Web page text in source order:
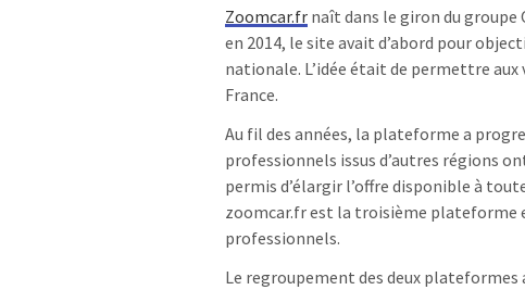
Zoomcar.fr naît dans le giron du groupe
en 2014, le site avait d’abord pour
nationale. L’idée était de permettre
France.
Au fil des années, la plateforme a
professionnels issus d’autres régions
permis d’élargir l’offre disponible à
zoomcar.fr est la troisième plateforme
professionnels.
Le regroupement des deux plateformes